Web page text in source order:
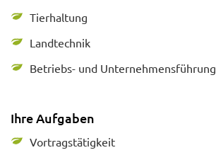
Tierhaltung
Landtechnik
Betriebs- und Unternehmensführung
Ihre Aufgaben
Vortragstätigkeit